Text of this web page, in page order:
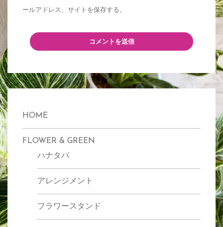
ールアドレス、サイトを保存する。
HOME
FLOWER & GREEN
ハナタバ
アレンジメント
フラワースタンド